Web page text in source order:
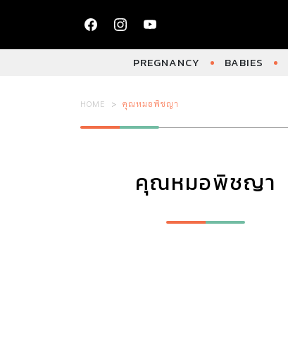
PREGNANCY BABIES
HOME คุณหมอพิชญา
คุณหมอพิชญา